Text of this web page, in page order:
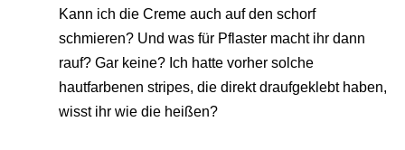
Kann ich die Creme auch auf den schorf
schmieren? Und was für Pflaster macht ihr dann
rauf? Gar keine? Ich hatte vorher solche
hautfarbenen stripes, die direkt draufgeklebt haben,
wisst ihr wie die heißen?